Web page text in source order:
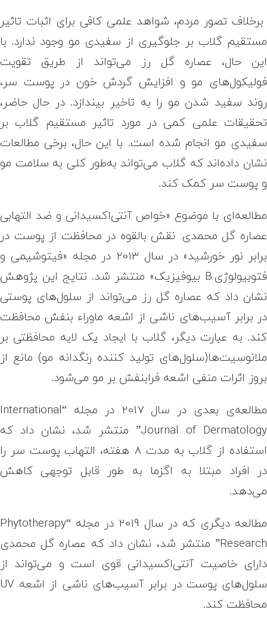
برخلاف تصور مردم، شواهد علمی کافی برای اثبات تاثیر
مستقیم گلاب بر جلوگیری از سفیدی مو وجود ندارد. با
این حال، عصاره گل رز می‌تواند از طریق تقویت
فولیکول‌های مو و افزایش گردش خون در پوست سر،
روند سفید شدن مو را به تاخیر بیندازد. در حال حاضر،
تحقیقات علمی کمی در مورد تاثیر مستقیم گلاب بر
سفیدی مو انجام شده است. با این حال، برخی مطالعات
نشان داده‌اند که گلاب می‌تواند به‌طور کلی به سلامت مو
و پوست سر کمک کند.
مطالعه‌ای با موضوع «خواص آنتی‌اکسیدانی و ضد التهابی
عصاره گل محمدی: نقش بالقوه در محافظت از پوست در
برابر نور خورشید» در سال 2013 در مجله «فیتوشیمی و
فتوبیولوژی:B بیوفیزیک» منتشر شد. نتایج این پژوهش
نشان داد که عصاره گل رز می‌تواند از سلول‌های پوستی
در برابر آسیب‌های ناشی از اشعه ماوراء بنفش محافظت
کند. به عبارت دیگر، گلاب با ایجاد یک لایه محافظتی بر
ملانوسیت‌ها(سلول‌های تولید کننده رنگدانه مو) مانع از
بروز اثرات منفی اشعه فرابنفش بر مو می‌شود.
مطالعه‌ی بعدی در سال 2017 در مجله
“International
Journal of Dermatology”
منتشر شد، نشان داد که
استفاده از گلاب به مدت 8 هفته، التهاب پوست سر را
در افراد مبتلا به اگزما به طور قابل توجهی کاهش
می‌دهد.
مطالعه دیگری که در سال 2019 در مجله
“Phytotherapy
Research” منتشر شد، نشان داد که عصاره گل محمدی
دارای خاصیت آنتی‌اکسیدانی قوی است و می‌تواند از
سلول‌های پوست در برابر آسیب‌های ناشی از اشعه UV
محافظت کند.